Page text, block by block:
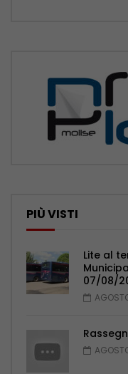
PIÙ VISTI
Lite al
07/08/